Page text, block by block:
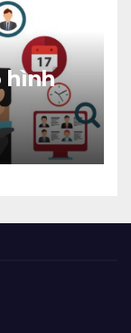
hình